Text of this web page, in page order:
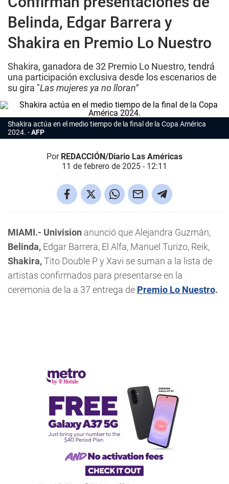
Belinda, Edgar Barrera y
Shakira en Premio Lo Nuestro
Shakira, ganadora de 32 Premio Lo Nuestro, tendrá
una participación exclusiva desde los escenarios de
su gira "Las mujeres ya no lloran"
Shakira actúa en el medio tiempo de la final de la Copa América
2024.
AFP
Por REDACCIÓN/Diario Las Américas
11 de febrero de 2025 - 12:11
MIAMI.- Univision anunció que Alejandra Guzmán,
Belinda, Edgar Barrera, El Alfa, Manuel Turizo, Reik,
Shakira,Tito Double P y Xavi se suman a la lista de
artistas confirmados para presentarse en la
ceremonia de la a 37 entrega de Premio Lo Nuestro.